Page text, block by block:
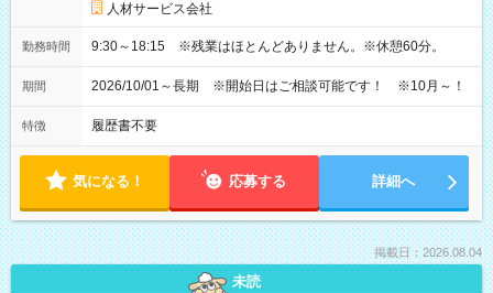
人材サービス会社
勤務時間 9:30～18:15 ※残業はほとんどありません。※休憩60分。
期間 2026/10/01～長期 ※開始日はご相談可能です！ ※10月～！
特徴 履歴書不要
気になる！ 応募する 詳細へ
掲載日：2026.08.04
未読